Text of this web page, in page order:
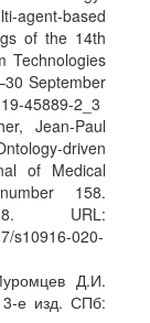
based
of the 14th
Technologies
September
45889-2_3
Jean-Paul
driven
of Medical
158.
8. URL:
s10916-020-
Д.И.
е изд. СПб: